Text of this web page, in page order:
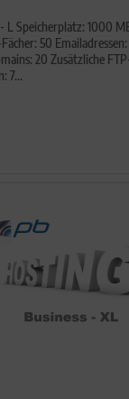
L Speicherplatz: 1000
50
20 Zusätzliche
7...